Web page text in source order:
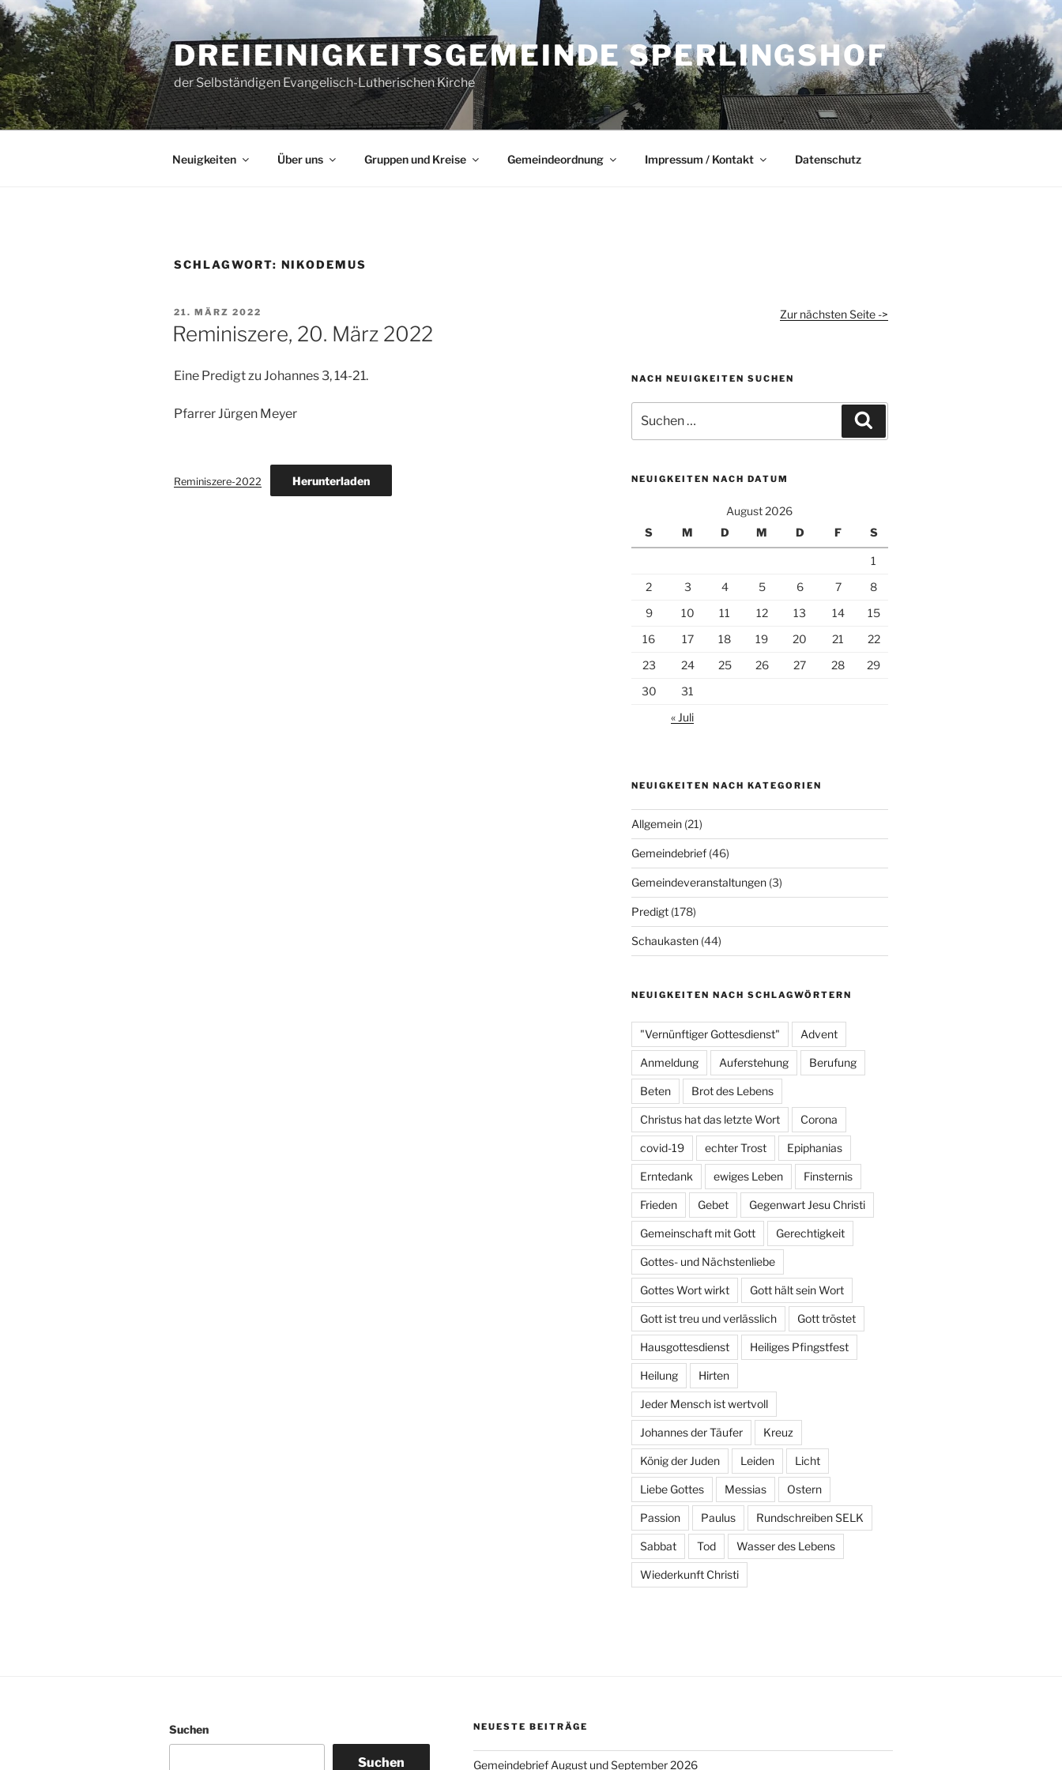
Zum
Inhalt
springen
DREIEINIGKEITSGEMEINDE SPERLINGSHOF
der Selbständigen Evangelisch-Lutherischen Kirche
Neuigkeiten Über uns Gruppen und Kreise Gemeindeordnung Impressum / Kontakt Datenschutz
SCHLAGWORT: NIKODEMUS
VERÖFFENTLICHT
AM
21. MÄRZ 2022
Reminiszere, 20. März 2022
Eine Predigt zu Johannes 3, 14-21.
Pfarrer Jürgen Meyer
Reminiszere-2022 Herunterladen
Zur nächsten Seite ->
NACH NEUIGKEITEN SUCHEN
nach:
NEUIGKEITEN NACH DATUM
August 2026
S
M D M D F S
1
2
3 4 5 6 7
8
9
10 11 12 13 14
15
16
17 18 19 20 21
22
23
24 25 26 27 28
29
30
31
« Juli
NEUIGKEITEN NACH KATEGORIEN
Allgemein(21)
Gemeindebrief(46)
Gemeindeveranstaltungen(3)
Predigt(178)
Schaukasten(44)
NEUIGKEITEN NACH SCHLAGWÖRTERN
"Vernünftiger Gottesdienst" Advent
Anmeldung Auferstehung Berufung
Beten Brot des Lebens
Christus hat das letzte Wort Corona
covid-19 echter Trost Epiphanias
Erntedank ewiges Leben Finsternis
Frieden Gebet Gegenwart Jesu Christi
Gemeinschaft mit Gott Gerechtigkeit
Gottes- und Nächstenliebe
Gottes Wort wirkt Gott hält sein Wort
Gott ist treu und verlässlich Gott tröstet
Hausgottesdienst Heiliges Pfingstfest
Heilung Hirten
Jeder Mensch ist wertvoll
Johannes der Täufer Kreuz
König der Juden Leiden Licht
Liebe Gottes Messias Ostern
Passion Paulus Rundschreiben SELK
Sabbat Tod Wasser des Lebens
Wiederkunft Christi
Suchen
Suchen
NEUESTE BEITRÄGE
Gemeindebrief August und September 2026